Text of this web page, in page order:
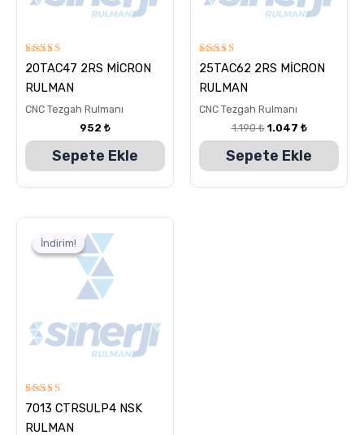
5
üzerinden
5.00
oy aldı
20TAC47 2RS MİCRON
RULMAN
CNC Tezgah Rulmanı
952 ₺
Sepete Ekle
5
üzerinden
5.00
oy aldı
25TAC62 2RS MİCRON
RULMAN
CNC Tezgah Rulmanı
1.190₺ 1.047 ₺
Sepete Ekle
İndirim!
İndirim!
5
üzerinden
5.00
oy aldı
7013 CTRSULP4 NSK
RULMAN
fiyat:
4.999 ₺.